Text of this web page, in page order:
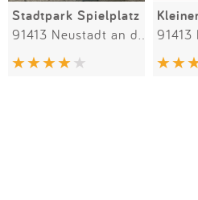
Stadtpark Spielplatz